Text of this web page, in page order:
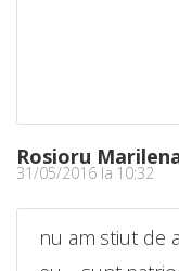
Rosioru
31/05/2016 la 10:32
nu am stiut de